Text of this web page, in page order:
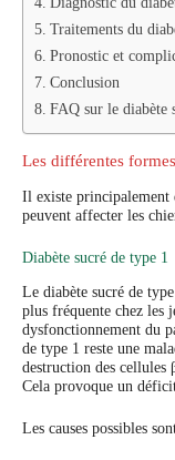
Traitements du
Pronostic et
Conclusion
FAQ sur le diabète
Les différentes
Il existe principalement
peuvent affecter les
Diabète sucré de type 1
Le diabète sucré de
plus fréquente chez les
dysfonctionnement du
de type 1 reste une
destruction des cellules
Cela provoque un
Les causes possibles